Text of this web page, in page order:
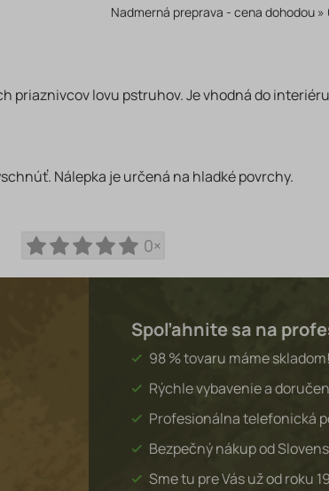
Nadmerná preprava - cena dohodou
priaznivcov lovu pstruhov. Je vhodná do
Nálepka je určená na hladké povrchy.
0×
Spoľahnite sa na
98 % tovaru máme skladom!
Rýchle vybavenie a
Profesionálna telefonická
Bezpečný nákup od
Sme tu pre Vás už od roku